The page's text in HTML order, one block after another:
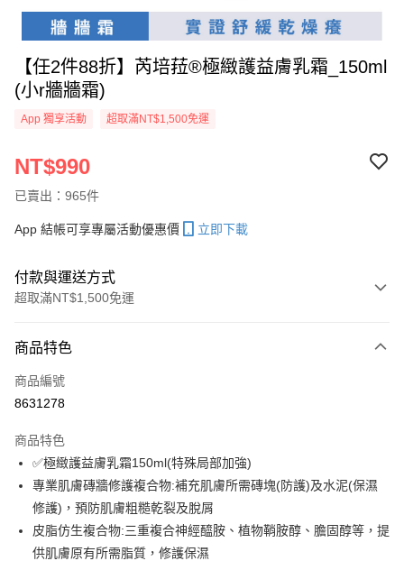
【任2件88折】芮培菈®極緻護益膚乳霜_150ml
(小r牆牆霜)
App 獨享活動 超取滿NT$1,500免運
NT$990
已賣出：965件
App 結帳可享專屬活動優惠價 立即下載
付款與運送方式
超取滿NT$1,500免運
信用卡一次付款
超商取貨付款
大哥付你分期
相關說明
【大哥付你分期使用說明】
1.本服務由台灣大哥大提供，台灣大哥大用戶可立即使用無須另外申請。
2.付款方式選擇「大哥付你分期」，訂單成立後會自動跳轉到大哥付的交易
流程，驗證手機門號後，選擇欲分期的期數、繳款截止日，確認付款後即完
ATM付款
貨到付款
商品特色
商品編號
8631278
商品特色
✅極緻護益膚乳霜150ml(特殊局部加強)
專業肌膚磚牆修護複合物:補充肌膚所需磚塊(防護)及水泥(保濕
修護)，預防肌膚粗糙乾裂及脫屑
皮脂仿生複合物:三重複合神經醯胺、植物鞘胺醇、膽固醇等，提
供肌膚原有所需脂質，修護保濕